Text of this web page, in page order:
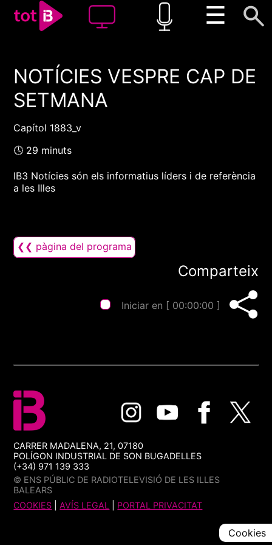
☰
00:00 00:00
1x
NOTÍCIES VESPRE CAP DE
SETMANA
Capítol 1883_v
🕓 29 minuts
IB3 Notícies són els informatius líders i de referència
a les Illes
❮❮ pàgina del programa
Comparteix
Iniciar en [ 00:00:00 ]
CARRER MADALENA, 21, 07180
POLÍGON INDUSTRIAL DE SON BUGADELLES
(+34) 971 139 333
© ENS PÚBLIC DE RADIOTELEVISIÓ DE LES ILLES
BALEARS
COOKIES |AVÍS LEGAL PORTAL PRIVACITAT
Cookies